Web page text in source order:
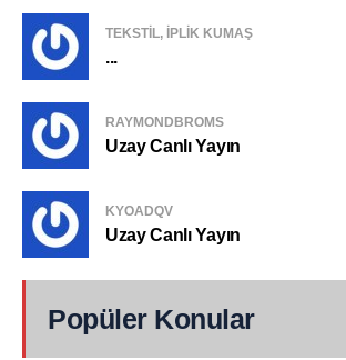
TEKSTIL, IPLIK KUMAŞ
...
RAYMONDBROMS
Uzay Canlı Yayın
KYOADQV
Uzay Canlı Yayın
Popüler Konular